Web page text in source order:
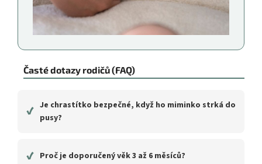
Časté dotazy rodičů (FAQ)
✔ Je chrastítko bezpečné, když ho miminko strká do
pusy?
✔ Proč je doporučený věk 3 až 6 měsíců?